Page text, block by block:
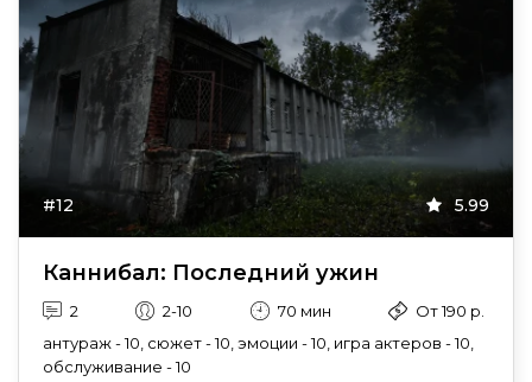
#12 5.99
Каннибал: Последний ужин
2 2-10 70 мин
От 190 р.
антураж - 10, сюжет - 10, эмоции - 10, игра актеров - 10,
обслуживание - 10